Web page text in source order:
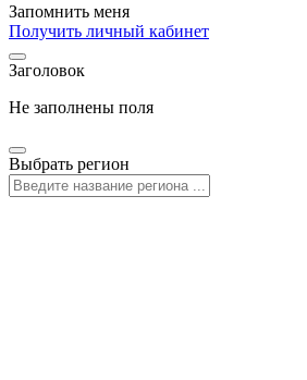
Запомнить меня
Получить личный кабинет
Заголовок
Не заполнены поля
Выбрать регион